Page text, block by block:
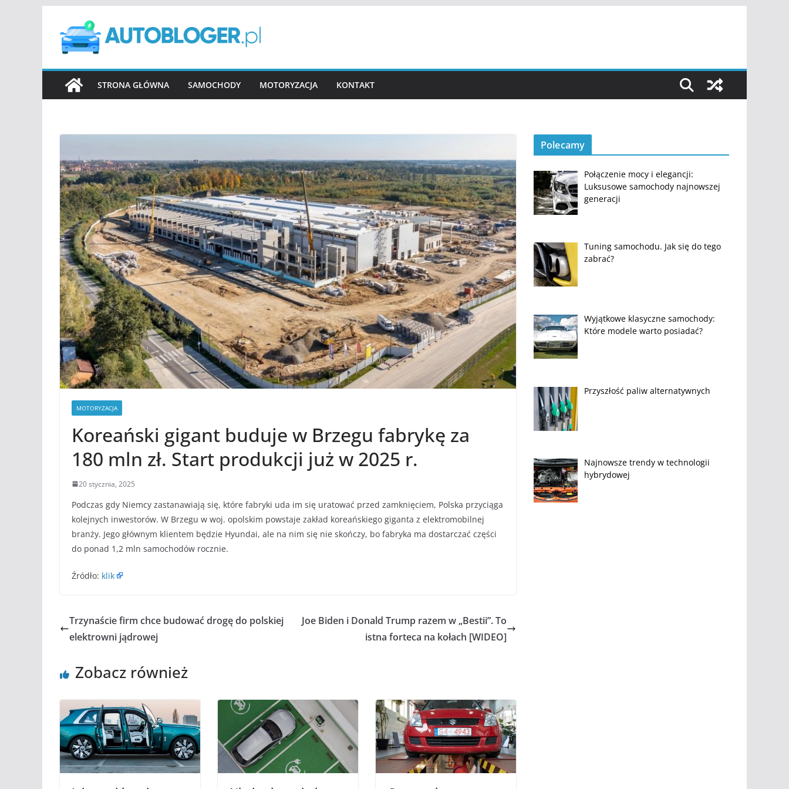
treści
STRONA GŁÓWNA SAMOCHODY MOTORYZACJA KONTAKT
MOTORYZACJA
Koreański gigant buduje w Brzegu fabrykę za
180 mln zł. Start produkcji już w 2025 r.
20 stycznia, 2025
Podczas gdy Niemcy zastanawiają się, które fabryki uda im się uratować przed zamknięciem, Polska przyciąga
kolejnych inwestorów. W Brzegu w woj. opolskim powstaje zakład koreańskiego giganta z elektromobilnej
branży. Jego głównym klientem będzie Hyundai, ale na nim się nie skończy, bo fabryka ma dostarczać części
do ponad 1,2 mln samochodów rocznie.
Źródło: klik
Trzynaście firm chce budować drogę do polskiej
elektrowni jądrowej
Joe Biden i Donald Trump razem w „Bestii”. To
istna forteca na kołach [WIDEO]
Zobacz również
Polecamy
Połączenie mocy i elegancji:
Luksusowe samochody najnowszej
generacji
Tuning samochodu. Jak się do tego
zabrać?
Wyjątkowe klasyczne samochody:
Które modele warto posiadać?
Przyszłość paliw alternatywnych
Najnowsze trendy w technologii
hybrydowej